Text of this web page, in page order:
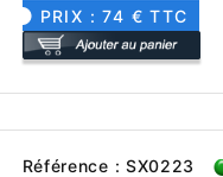
PRIX : 74 € TTC
Référence : SX0223